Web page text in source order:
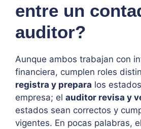
entre un
auditor?
Aunque ambos trabajan con
financiera, cumplen roles
registra y prepara los
empresa; el auditor revisa y
estados sean correctos y
vigentes. En pocas palabras,